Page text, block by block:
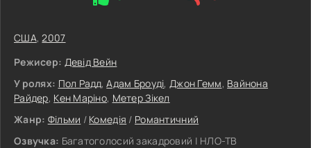
США,2007
Режисер: Девід Вейн
У ролях: Пол Радд,Адам Броуді, Джон Гемм, Вайнона
Райдер, Кен Маріно, Метер Зікел
Жанр: Фільми / Комедія / Романтичний
Озвучка: Багатоголосий закадровий | НЛО-ТВ